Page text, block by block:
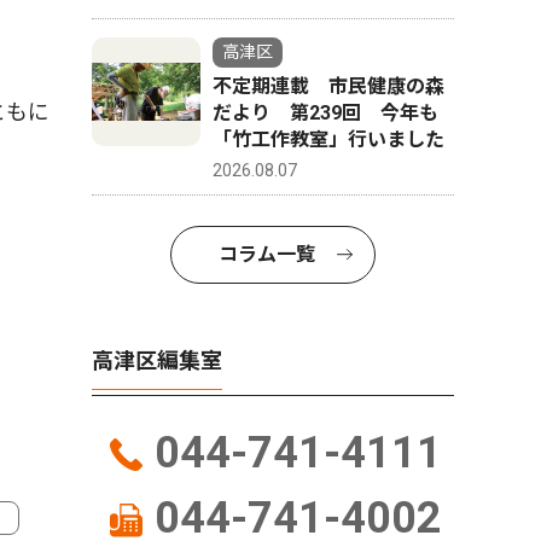
に
高津区
不定期連載 市民健康の森
だより 第239回 今年も
「竹工作教室」行いました
2026.08.07
コラム一覧
高津区編集室
044-741-4111
044-741-4002